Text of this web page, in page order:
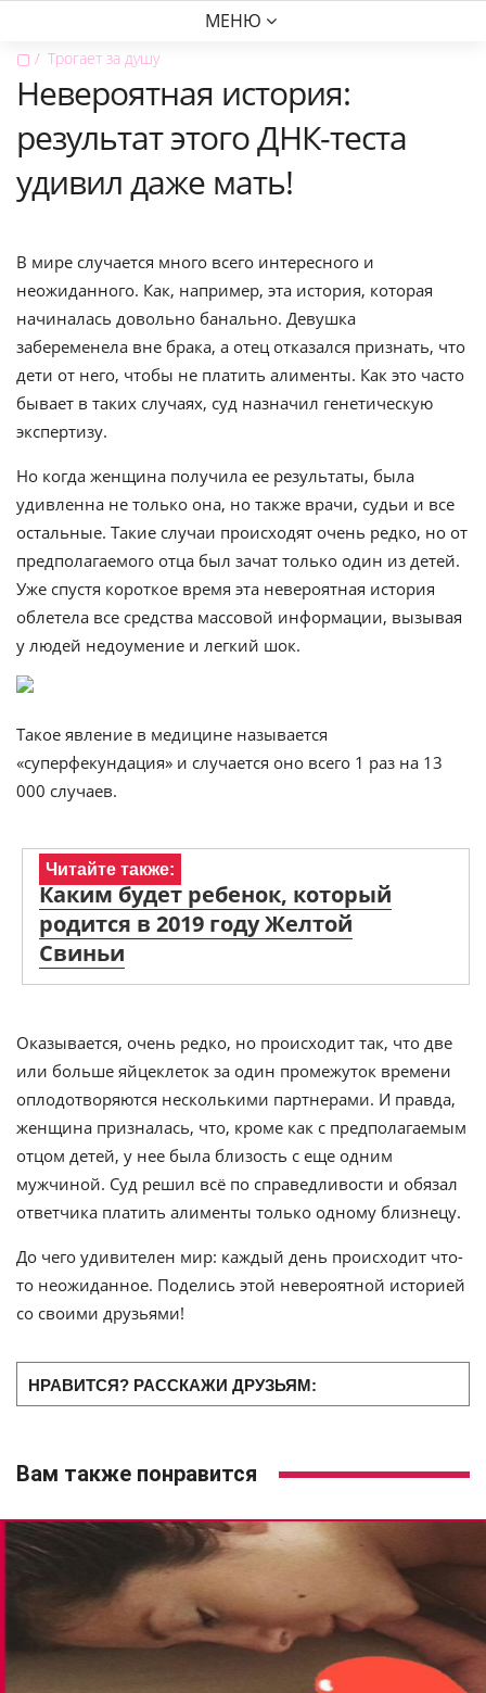
МЕНЮ
▢ Трогает за душу
Невероятная история:
результат этого ДНК-теста
удивил даже мать!
В мире случается много всего интересного и
неожиданного. Как, например, эта история, которая
начиналась довольно банально. Девушка
забеременела вне брака, а отец отказался признать, что
дети от него, чтобы не платить алименты. Как это часто
бывает в таких случаях, суд назначил генетическую
экспертизу.
Но когда женщина получила ее результаты, была
удивленна не только она, но также врачи, судьи и все
остальные. Такие случаи происходят очень редко, но от
предполагаемого отца был зачат только один из детей.
Уже спустя короткое время эта невероятная история
облетела все средства массовой информации, вызывая
у людей недоумение и легкий шок.
Такое явление в медицине называется
«суперфекундация» и случается оно всего 1 раз на 13
000 случаев.
Читайте также:
Каким будет ребенок, который
родится в 2019 году Желтой
Свиньи
Оказывается, очень редко, но происходит так, что две
или больше яйцеклеток за один промежуток времени
оплодотворяются несколькими партнерами. И правда,
женщина призналась, что, кроме как с предполагаемым
отцом детей, у нее была близость с еще одним
мужчиной. Суд решил всё по справедливости и обязал
ответчика платить алименты только одному близнецу.
До чего удивителен мир: каждый день происходит что-
то неожиданное. Поделись этой невероятной историей
со своими друзьями!
НРАВИТСЯ? РАССКАЖИ ДРУЗЬЯМ:
Вам также понравится